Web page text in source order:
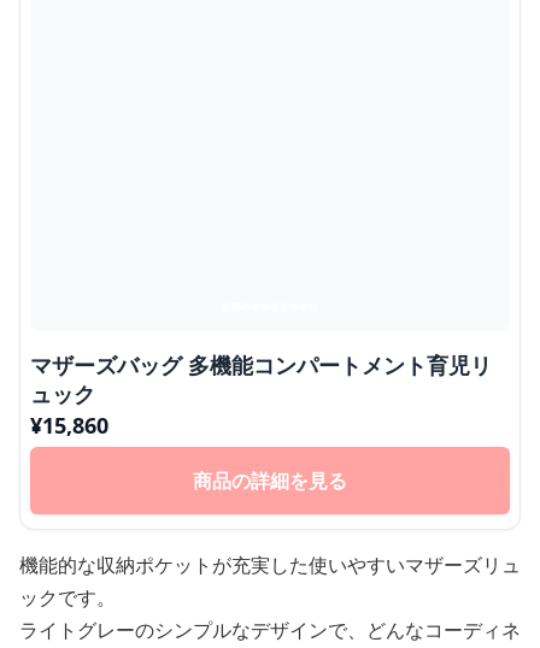
マザーズバッグ 多機能コンパートメント育児リ
ュック
¥15,860
商品の詳細を見る
機能的な収納ポケットが充実した使いやすいマザーズリュ
ックです。
ライトグレーのシンプルなデザインで、どんなコーディネ